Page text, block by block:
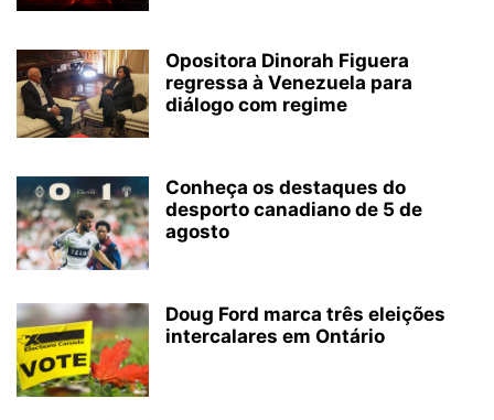
Opositora Dinorah Figuera
regressa à Venezuela para
diálogo com regime
Conheça os destaques do
desporto canadiano de 5 de
agosto
Doug Ford marca três eleições
intercalares em Ontário